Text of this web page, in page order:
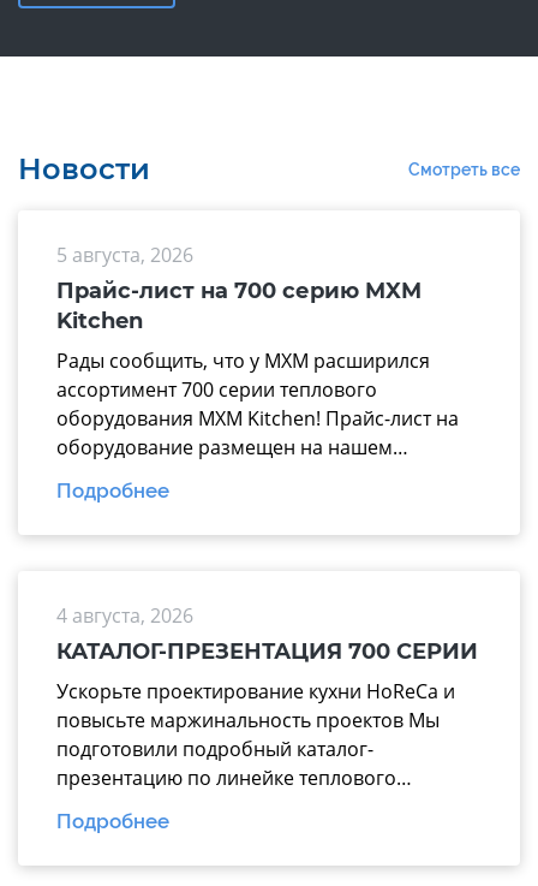
Новости Смотреть все
5 августа, 2026
Прайс-лист на 700 серию MXM
Kitchen
Рады сообщить, что у МХМ расширился
ассортимент 700 серии теплового
оборудования MXM Kitchen! Прайс-лист на
оборудование размещен на нашем
официальном сайте mariholod.com в
разделе «Прайс-лист». Дополнительную
информацию вы можете получить у
сотрудничество.
Подробнее
4 августа, 2026
КАТАЛОГ-ПРЕЗЕНТАЦИЯ 700 СЕРИИ
Ускорьте проектирование кухни HoReCa и
повысьте маржинальность проектов Мы
подготовили подробный каталог-
презентацию по линейке теплового
оборудования 700 серии производства
завода «Марихолодмаш». Этот материал
поможет вашим менеджерам тратить
Подробнее